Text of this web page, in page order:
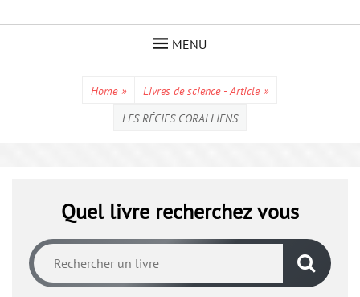
MENU
Home » Livres de science - Article »
LES RÉCIFS CORALLIENS
Quel livre recherchez vous